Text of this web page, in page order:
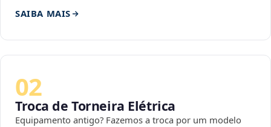
SAIBA MAIS
02
Troca de Torneira Elétrica
Equipamento antigo? Fazemos a troca por um modelo